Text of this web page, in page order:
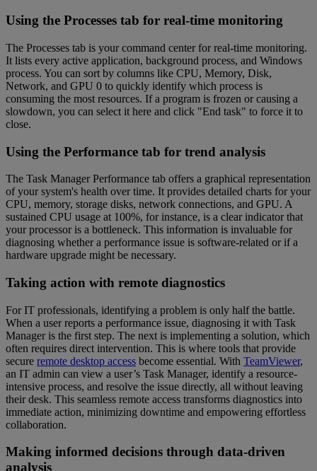
Using the Processes tab for real-time monitoring
The Processes tab is your command center for real-time monitoring.
It lists every active application, background process, and Windows
process. You can sort by columns like CPU, Memory, Disk,
Network, and GPU 0 to quickly identify which process is
consuming the most resources. If a program is frozen or causing a
slowdown, you can select it here and click "End task" to force it to
close.
Using the Performance tab for trend analysis
The Task Manager Performance tab offers a graphical representation
of your system's health over time. It provides detailed charts for your
CPU, memory, storage disks, network connections, and GPU. A
sustained CPU usage at 100%, for instance, is a clear indicator that
your processor is a bottleneck. This information is invaluable for
diagnosing whether a performance issue is software-related or if a
hardware upgrade might be necessary.
Taking action with remote diagnostics
For IT professionals, identifying a problem is only half the battle.
When a user reports a performance issue, diagnosing it with Task
Manager is the first step. The next is implementing a solution, which
often requires direct intervention. This is where tools that provide
secure remote desktop access become essential. With TeamViewer,
an IT admin can view a user’s Task Manager, identify a resource-
intensive process, and resolve the issue directly, all without leaving
their desk. This seamless remote access transforms diagnostics into
immediate action, minimizing downtime and empowering effortless
collaboration.
Making informed decisions through data-driven
analysis